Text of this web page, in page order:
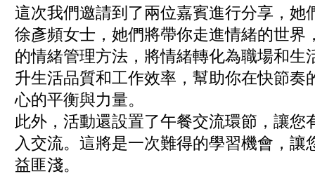
這次我們邀請到了兩位嘉賓進行分享，她
徐彥頻女士，她們將帶你走進情緒的世界
的情緒管理方法，將情緒轉化為職場和生
升生活品質和工作效率，幫助你在快節奏
心的平衡與力量。
此外，活動還設置了午餐交流環節，讓您
入交流。這將是一次難得的學習機會，讓
益匪淺。